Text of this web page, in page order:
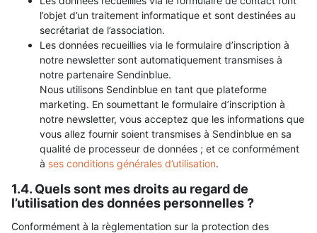
l’objet d’un traitement informatique et sont destinées au
secrétariat de l’association.
Les données recueillies via le formulaire d’inscription à
notre newsletter sont automatiquement transmises à
notre partenaire Sendinblue.
Nous utilisons Sendinblue en tant que plateforme
marketing. En soumettant le formulaire d’inscription à
notre newsletter, vous acceptez que les informations que
vous allez fournir soient transmises à Sendinblue en sa
qualité de processeur de données ; et ce conformément
à ses conditions générales d’utilisation.
1.4. Quels sont mes droits au regard de
l’utilisation des données personnelles ?
Conformément à la règlementation sur la protection des